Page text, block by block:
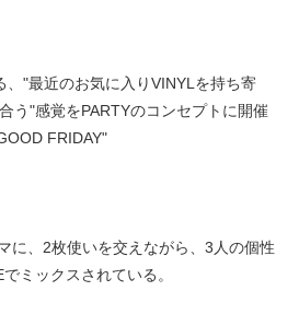
、"最近のお気に入りVINYLを持ち寄
う"感覚をPARTYのコンセプトに開催
FRIDAY"
に、2枚使いを交えながら、3人の個性
ミックスされている。